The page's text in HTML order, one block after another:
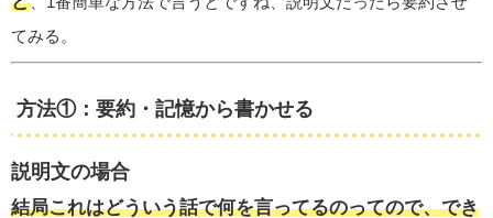
てみる。
方法①：要約・記憶から書かせる
説明文の場合
結局これはどういう話で何を言ってるのってので、でき